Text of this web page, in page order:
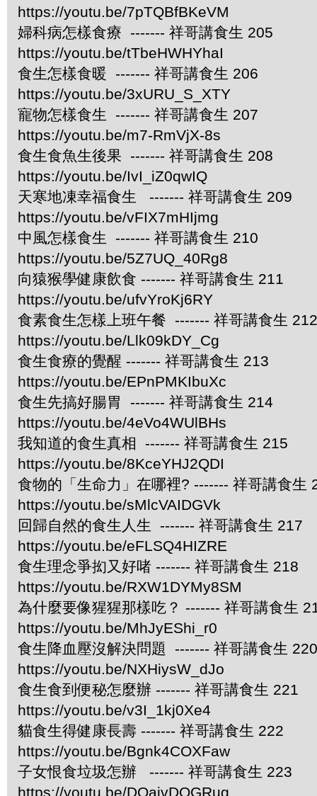
https://youtu.be/7pTQBfBKeVM
婦科病怎樣食療 ------- 祥哥講食生 205
https://youtu.be/tTbeHWHYhaI
食生怎樣食暖 ------- 祥哥講食生 206
https://youtu.be/3xURU_S_XTY
寵物怎樣食生 ------- 祥哥講食生 207
https://youtu.be/m7-RmVjX-8s
食生食魚生後果 ------- 祥哥講食生 208
https://youtu.be/IvI_iZ0qwIQ
天寒地凍幸福食生 ------- 祥哥講食生 209
https://youtu.be/vFIX7mHIjmg
中風怎樣食生 ------- 祥哥講食生 210
https://youtu.be/5Z7UQ_40Rg8
向猿猴學健康飲食 ------- 祥哥講食生 211
https://youtu.be/ufvYroKj6RY
食素食生怎樣上班午餐 ------- 祥哥講食生 212
https://youtu.be/Llk09kDY_Cg
食生食療的覺醒 ------- 祥哥講食生 213
https://youtu.be/EPnPMKIbuXc
食生先搞好腸胃 ------- 祥哥講食生 214
https://youtu.be/4eVo4WUlBHs
我知道的食生真相 ------- 祥哥講食生 215
https://youtu.be/8KceYHJ2QDI
食物的「生命力」在哪裡? ------- 祥哥講食生
https://youtu.be/sMlcVAIDGVk
回歸自然的食生人生 ------- 祥哥講食生 217
https://youtu.be/eFLSQ4HIZRE
食生理念爭抝又好啫 ------- 祥哥講食生 218
https://youtu.be/RXW1DYMy8SM
為什麼要像猩猩那樣吃？ ------- 祥哥講食生
https://youtu.be/MhJyEShi_r0
食生降血壓沒解決問題 ------- 祥哥講食生 220
https://youtu.be/NXHiysW_dJo
食生食到便秘怎麼辦 ------- 祥哥講食生 221
https://youtu.be/v3I_1kj0Xe4
貓食生得健康長壽 ------- 祥哥講食生 222
https://youtu.be/Bgnk4COXFaw
子女恨食垃圾怎辦 ------- 祥哥講食生 223
https://youtu.be/DOaivDOGRug